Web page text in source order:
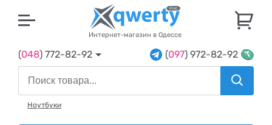
Интернет-магазин в Одессе
(048) 772-82-92 (097) 972-82-92
Ноутбуки